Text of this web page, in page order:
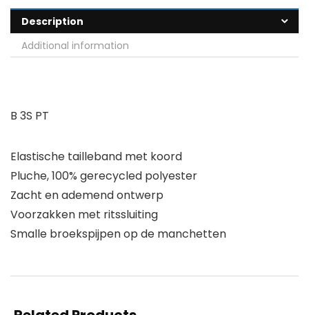
Description
Additional information
B 3S PT
Elastische tailleband met koord
Pluche, 100% gerecycled polyester
Zacht en ademend ontwerp
Voorzakken met ritssluiting
Smalle broekspijpen op de manchetten